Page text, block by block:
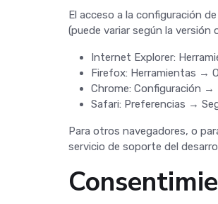
El acceso a la configuración de
(puede variar según la versión
Internet Explorer:
Firefox: Herramientas →
Chrome: Configuración
Safari: Preferencias →
Para otros navegadores, o
servicio de soporte del